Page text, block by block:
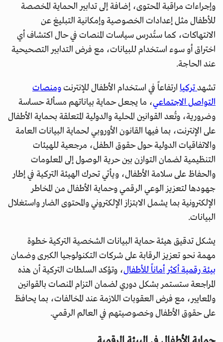
وإجراءات مراقبة المحتوى، إضافة إلى تدابير الحماية المخصصة
للأطفال مثل إعدادات الخصوصية وإمكانية التبليغ عن
الانتهاكات، كما ستُدرس سياسات المنصات في حال اكتشاف أي
اختراق أو سوء استخدام للبيانات، مع فرض التدابير التصحيحية
عند الحاجة.
تشهدتركيا ارتفاعاً في استخدام الأطفال للإنترنتومنصات
التواصل الاجتماعي، ما يجعل حماية بياناتهم مسألة حساسة
وضرورية، وتُعد القوانين المحلية والدولية المتعلقة بحماية الأطفال
على الإنترنت، بما فيها القانون الأوروبي لحماية البيانات العامة
والاتفاقيات الدولية حول حقوق الطفل، مرجعية للهيئات
التنظيمية لضمان التوازن بين حرية الوصول إلى المعلومات
والحفاظ على سلامة الأطفال، ويأتي تحرك الهيئة التركية في إطار
جهودها لتعزيز الوعي الرقمي وحماية الأطفال من المخاطر
الإلكترونية بما يشمل الابتزاز الإلكتروني والمحتوى الضار واستغلال
البيانات.
يشكل تدقيق هيئة حماية البيانات الشخصية التركية خطوة
مهمة نحو تعزيز الرقابة على شركات التكنولوجيا الكبرى وضمان
بيئة رقمية أكثر أماناً للأطفال، وتؤكد السلطات التركية أن هذه
المراجعة ستستمر بشكل دوري لضمان التزام المنصات بالقوانين
والمعايير، مع فرض العقوبات اللازمة عند المخالفات، بما يحافظ
على حقوق الأطفال وخصوصيتهم في العالم الرقمي.